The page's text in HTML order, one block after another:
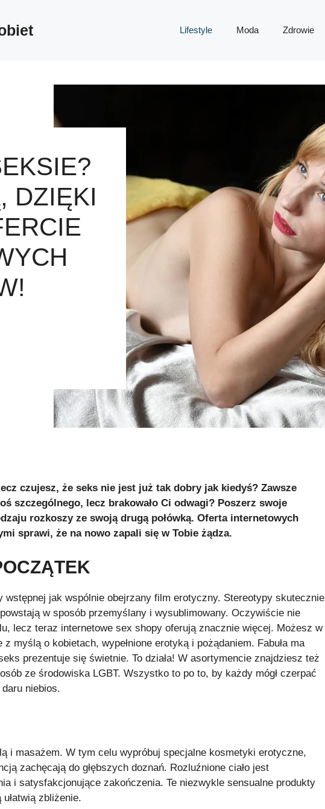
Lifestyle Moda Zdrowie
DZIĘKI
czujesz, że seks nie jest już tak dobry jak kiedyś? Zawsze
szczególnego, lecz brakowało Ci odwagi? Poszerz swoje
rozkoszy ze swoją drugą połówką. Oferta internetowych
sprawi, że na nowo zapali się w Tobie żądza.
wstępnej jak wspólnie obejrzany film erotyczny. Stereotypy skutecznie
w sposób przemyślany i wysublimowany. Oczywiście nie
lecz teraz internetowe sex shopy oferują znacznie więcej. Możesz w
myślą o kobietach, wypełnione erotyką i pożądaniem. Fabuła ma
prezentuje się świetnie. To działa! W asortymencie znajdziesz też
ze środowiska LGBT. Wszystko to po to, by każdy mógł czerpać
niebios.
i masażem. W tym celu wypróbuj specjalne kosmetyki erotyczne,
zachęcają do głębszych doznań. Rozluźnione ciało jest
i satysfakcjonujące zakończenia. Te niezwykle sensualne produkty
zbliżenie.